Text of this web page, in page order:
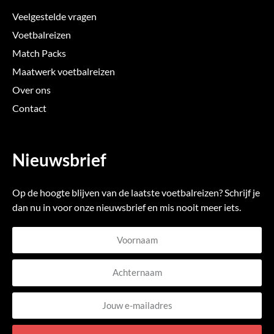
Veelgestelde vragen
Voetbalreizen
Match Packs
Maatwerk voetbalreizen
Over ons
Contact
Nieuwsbrief
Op de hoogte blijven van de laatste voetbalreizen? Schrijf je
dan nu in voor onze nieuwsbrief en mis nooit meer iets.